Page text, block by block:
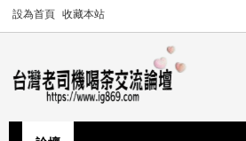
設為首頁 收藏本站